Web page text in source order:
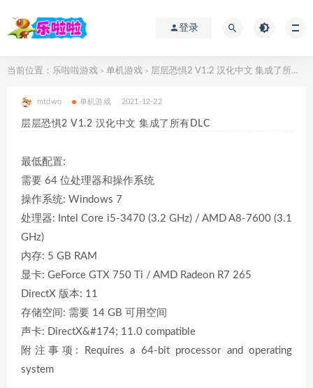
登录
当前位置： 乐啦啦游戏 > 单机游戏 > 层层恐惧2 V1.2 汉化中文 集成了所有DLC
mtdwo 单机游戏 2021-12-22
层层恐惧2 V1.2 汉化中文 集成了所有DLC
最低配置:
需要 64 位处理器和操作系统
操作系统: Windows 7
处理器: Intel Core i5-3470 (3.2 GHz) / AMD A8-7600 (3.1
GHz)
内存: 5 GB RAM
显卡: GeForce GTX 750 Ti / AMD Radeon R7 265
DirectX 版本: 11
存储空间: 需要 14 GB 可用空间
声卡: DirectX&#174; 11.0 compatible
附注事项: Requires a 64-bit processor and operating
system